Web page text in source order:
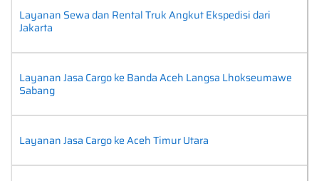
Layanan Sewa dan Rental Truk Angkut Ekspedisi dari
Jakarta
Layanan Jasa Cargo ke Banda Aceh Langsa Lhokseumawe
Sabang
Layanan Jasa Cargo ke Aceh Timur Utara